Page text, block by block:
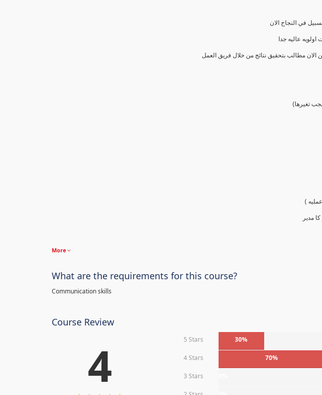
في النجاح الان
عاليه جدا
مطالب بتحقيق نتائج من خلال فريق العمل
مدير
More
What are the requirements for this course?
Communication skills
Course Review
4 5 Stars 30%
4 Stars 70%
3 Stars